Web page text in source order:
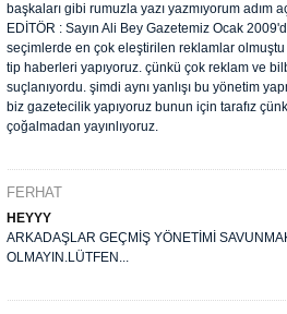
başkaları gibi rumuzla yazı yazmıyorum adım
EDİTÖR : Sayın Ali Bey Gazetemiz Ocak
seçimlerde en çok eleştirilen reklamlar olmuştu
tip haberleri yapıyoruz. çünkü çok reklam ve
suçlanıyordu. şimdi aynı yanlışı bu yönetim
biz gazetecilik yapıyoruz bunun için tarafız
çoğalmadan yayınlıyoruz.
FERHAT
HEYYY
ARKADAŞLAR GEÇMİŞ YÖNETİMİ
OLMAYIN.LÜTFEN...